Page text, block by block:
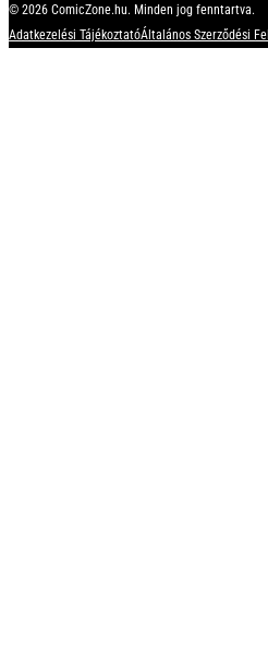
© 2026 ComicZone.hu. Minden jog fenntartva.
Adatkezelési TájékoztatóÁltalános Szerződési